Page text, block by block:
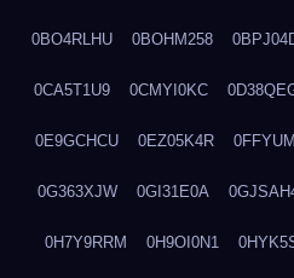
0BO4RLHU 0BOHM258
0CA5T1U9 0CMYI0KC
0E9GCHCU 0EZ05K4R
0G363XJW 0GI31E0A
0H7Y9RRM 0H9OI0N1